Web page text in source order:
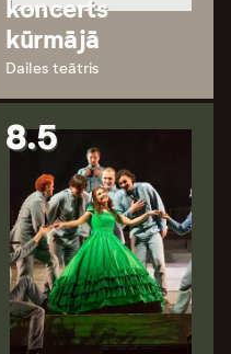
koncerts
kūrmājā
Dailes teātris
8.5